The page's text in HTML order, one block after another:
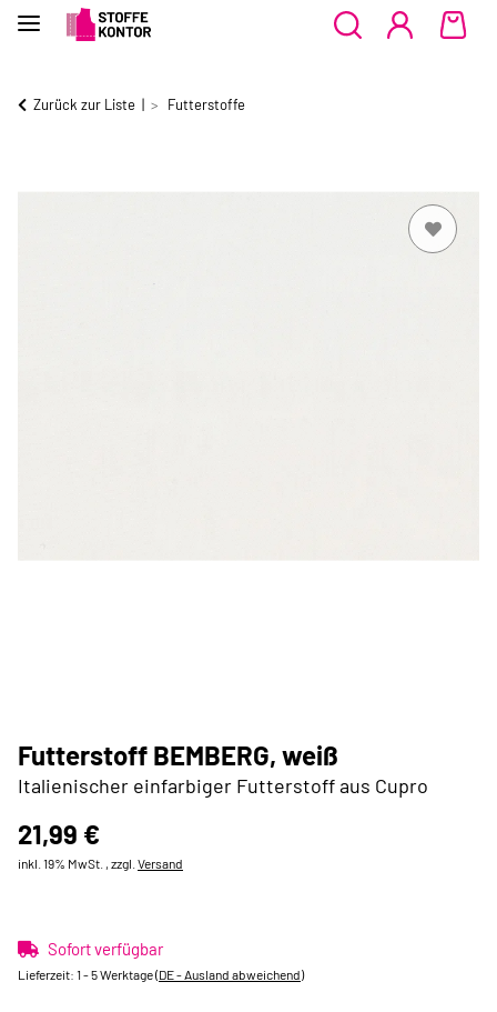
Zurück zur Liste Futterstoffe
Futterstoff BEMBERG, weiß
Italienischer einfarbiger Futterstoff aus Cupro
21,99 €
inkl. 19% MwSt. , zzgl. Versand
Sofort verfügbar
Lieferzeit: 1 - 5 Werktage(DE - Ausland abweichend)